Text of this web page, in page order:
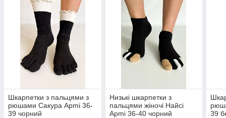
Шкарпетки з пальцями з
рюшами Сакура Apmi 36-
39 чорний
Низькі шкарпетки з
пальцями жіночі Найсі
Apmi 36-40 чорний
39